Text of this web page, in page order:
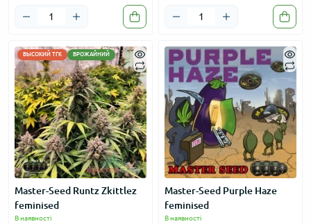
ВЫСОКИЙ ТГК ВРОЖАЙНИЙ
Master-Seed Runtz Zkittlez
feminised
В наявності
Master-Seed Purple Haze
feminised
В наявності